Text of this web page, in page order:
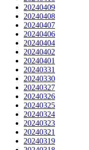
20240409
20240408
20240407
20240406
20240404
20240402
20240401
20240331
20240330
20240327
20240326
20240325
20240324
20240323
20240321
20240319